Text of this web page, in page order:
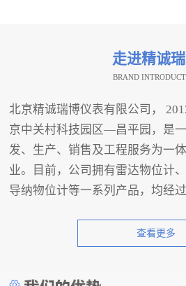
走进精诚
BRAND
北京精诚瑞博仪表有限公司，
京中关村科技园区—昌平园，是
发、生产、销售及工程服务为一
业。目前，公司拥有雷达物位计
导纳物位计等一系列产品，均经
查看更多